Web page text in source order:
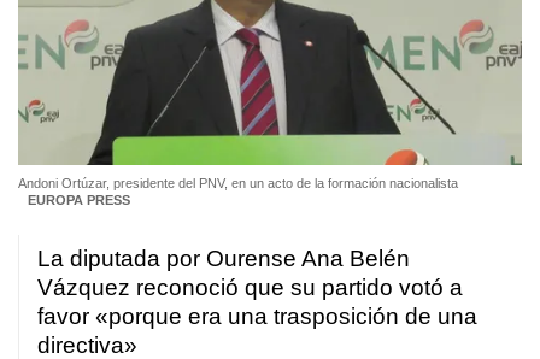
Andoni Ortúzar, presidente del PNV, en un acto de la formación nacionalista
EUROPA PRESS
La diputada por Ourense Ana Belén
Vázquez reconoció que su partido votó a
favor «porque era una trasposición de una
directiva»